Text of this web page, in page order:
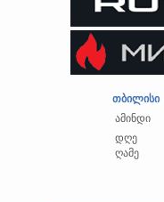
თბილისი
ამინდი
დღე
ღამე